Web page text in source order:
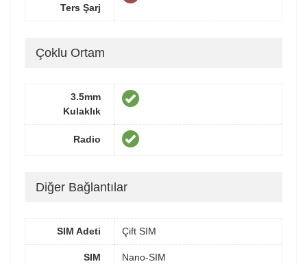
Ters Şarj
Çoklu Ortam
3.5mm
Kulaklık
Radio
Diğer Bağlantılar
SIM Adeti Çift SIM
SIM Nano-SIM